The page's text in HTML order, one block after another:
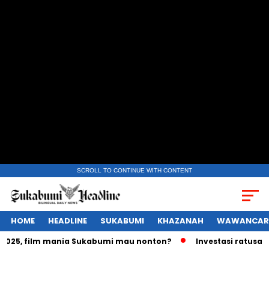
SCROLL TO CONTINUE WITH CONTENT
HOME HEADLINE SUKABUMI KHAZANAH
mania Sukabumi mau nonton? Investasi ratusan